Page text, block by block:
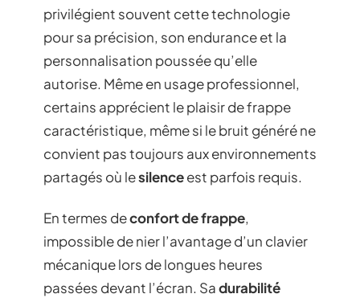
privilégient souvent cette technologie
pour sa précision, son endurance et la
personnalisation poussée qu’elle
autorise. Même en usage professionnel,
certains apprécient le plaisir de frappe
caractéristique, même si le bruit généré ne
convient pas toujours aux environnements
partagés où lesilenceest parfois requis.
En termes deconfort de frappe,
impossible de nier l’avantage d’un clavier
mécanique lors de longues heures
passées devant l’écran. Sadurabilité